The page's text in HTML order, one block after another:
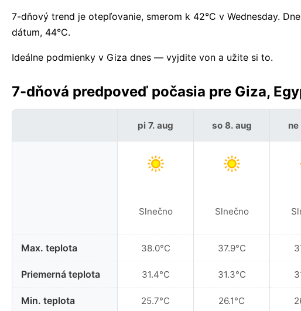
7-dňový trend je otepľovanie, smerom k 42°C v Wednesday.
dátum, 44°C.
Ideálne podmienky v Giza dnes — vyjdite von a užite si to.
7-dňová predpoveď počasia pre Giza,
Max. teplota
Priemerná teplota
Min. teplota
pi 7. aug
Slnečno
38.0°C
31.4°C
25.7°C
so 8. aug
Slnečno
37.9°C
31.3°C
26.1°C
ne